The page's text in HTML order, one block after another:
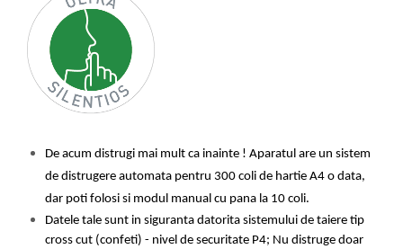
Suporturi si huse telefoane &
tablete
Periferice PC si accesorii
Ergnonomice
Casti
Tehnica si mobilier pentru birou
Laminatoare
Folii laminare
De acum distrugi mai mult ca inainte ! Aparatul are un sistem
de distrugere automata pentru 300 coli de hartie A4 o data,
dar poti folosi si modul manual cu pana la 10 coli.
Datele tale sunt in siguranta datorita sistemului de taiere tip
cross cut (confeti) - nivel de securitate P4; Nu distruge doar